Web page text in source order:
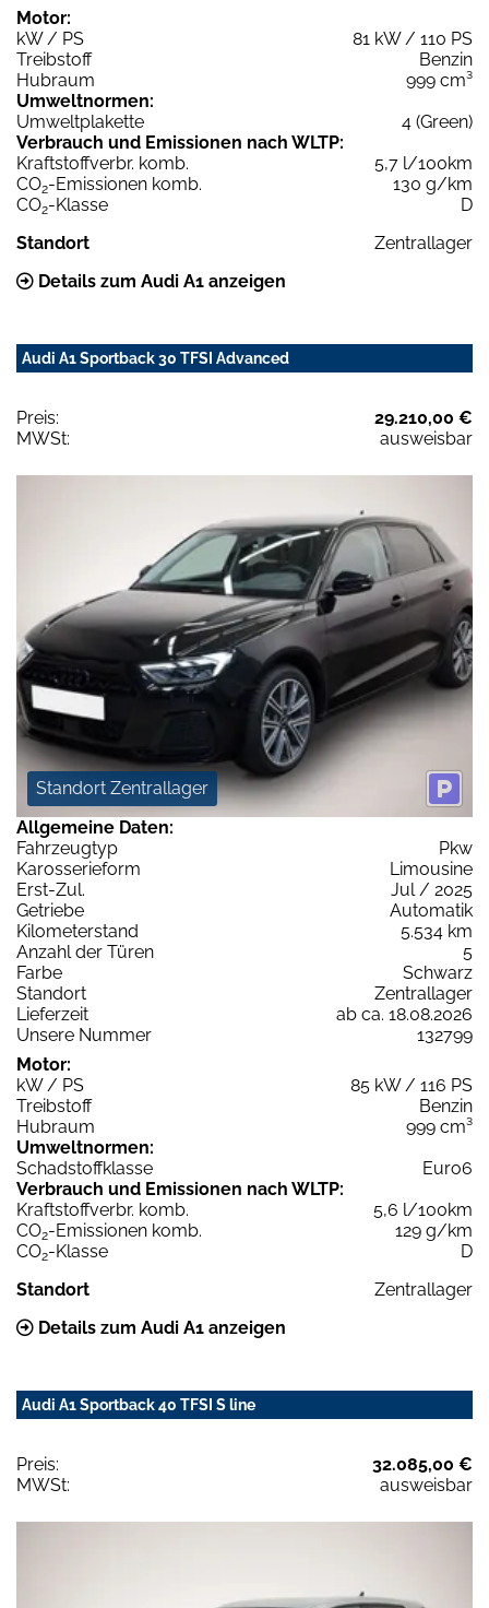
Motor:
kW / PS
81 kW / 110 PS
Treibstoff
Benzin
Hubraum
999 cm³
Umweltnormen:
Umweltplakette
4 (Green)
Verbrauch und Emissionen nach WLTP:
Kraftstoffverbr. komb.
5,7 l/100km
CO2-Emissionen komb.
130 g/km
CO2-Klasse
D
Standort
Zentrallager
Details zum Audi A1 anzeigen
Audi A1 Sportback 30 TFSI Advanced
Preis:
29.210,00 €
MWSt:
ausweisbar
Standort Zentrallager
Allgemeine Daten:
Fahrzeugtyp
Pkw
Karosserieform
Limousine
Erst-Zul.
Jul / 2025
Getriebe
Automatik
Kilometerstand
5.534 km
Anzahl der Türen
5
Farbe
Schwarz
Standort
Zentrallager
Lieferzeit
ab ca. 18.08.2026
Unsere Nummer
132799
Motor:
kW / PS
85 kW / 116 PS
Treibstoff
Benzin
Hubraum
999 cm³
Umweltnormen:
Schadstoffklasse
Euro6
Verbrauch und Emissionen nach WLTP:
Kraftstoffverbr. komb.
5,6 l/100km
CO2-Emissionen komb.
129 g/km
CO2-Klasse
D
Standort
Zentrallager
Details zum Audi A1 anzeigen
Audi A1 Sportback 40 TFSI S line
Preis:
32.085,00 €
MWSt:
ausweisbar